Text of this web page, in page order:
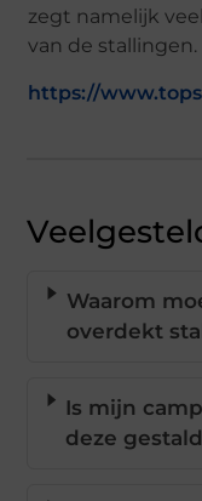
zegt namelijk
van de stallingen.
https://
Waarom
overdekt
Is mijn
deze